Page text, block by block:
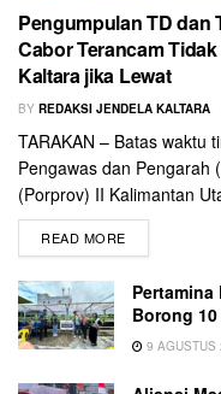
Pengumpulan TD dan
Cabor Terancam
Kaltara jika Lewat
BY REDAKSI JENDELA KALTARA
TARAKAN – Batas waktu
Pengawas dan Pengarah
(Porprov) II Kalimantan
READ MORE
Pertamina
Borong
9 AGUSTUS